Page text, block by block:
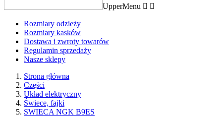
UpperMenu  
Rozmiary odzieży
Rozmiary kasków
Dostawa i zwroty towarów
Regulamin sprzedaży
Nasze sklepy
Strona główna
Części
Układ elektryczny
Świece, fajki
SWIECA NGK B9ES